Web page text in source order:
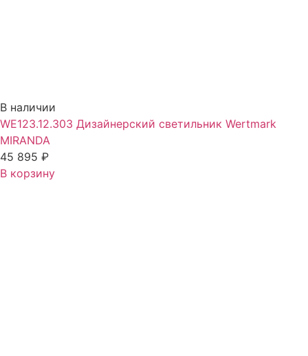
В наличии
WE123.12.303 Дизайнерский светильник Wertmark
MIRANDA
45 895 ₽
В корзину